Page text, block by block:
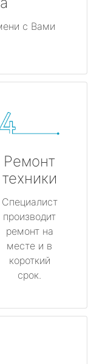
с Вами
Ремонт
техники
Специалист
производит
ремонт на
месте и в
короткий
срок.